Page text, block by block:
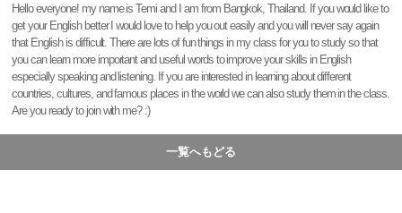
Hello everyone! my name is Temi and I am from Bangkok, Thailand. If you would like to
get your English better I would love to help you out easily and you will never say again
that English is difficult. There are lots of fun things in my class for you to study so that
you can learn more important and useful words to improve your skills in English
especially speaking and listening. If you are interested in learning about different
countries, cultures, and famous places in the world we can also study them in the class.
Are you ready to join with me? :)
一覧へもどる